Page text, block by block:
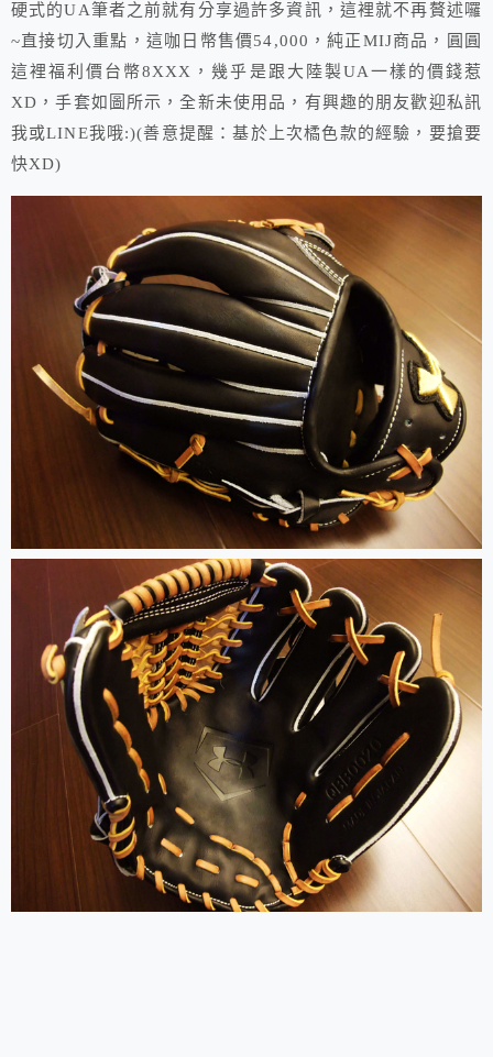
硬式的UA筆者之前就有分享過許多資訊，這裡就不再贅述囉
~直接切入重點，這咖日幣售價54,000，純正MIJ商品，圓圓
這裡福利價台幣8XXX，幾乎是跟大陸製UA一樣的價錢惹
XD，手套如圖所示，全新未使用品，有興趣的朋友歡迎私訊
我或LINE我哦:)(善意提醒：基於上次橘色款的經驗，要搶要
快XD)